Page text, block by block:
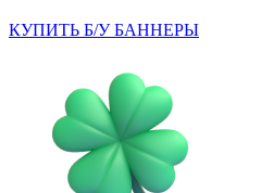
КУПИТЬ Б/У БАННЕРЫ